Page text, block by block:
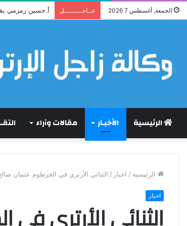
الجمعة, أغسطس 7 2026 عــاجـــــــــل قراءة نقدية في
الرئيسية الأخبـار مقالات وآراء
الرئيسية / اخبار / الثنائي الأرتري في الخرطوم عثمان
اخبار
الثنائي الأرتري